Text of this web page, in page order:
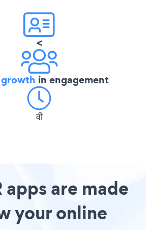
<
in engagement
वी
apps are made
your online